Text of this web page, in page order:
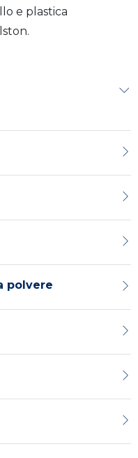
e plastica
polvere